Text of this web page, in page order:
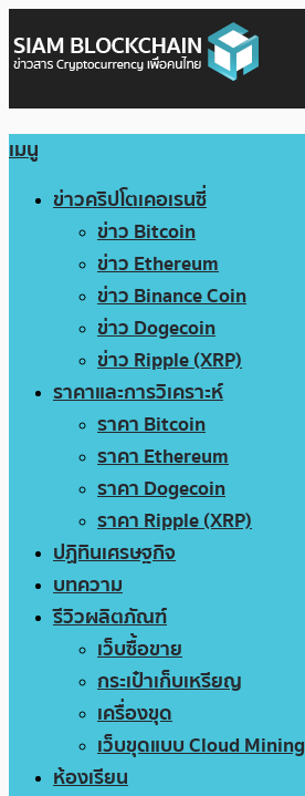
เมนู
ข่าวคริปโตเคอเรนซี่
ข่าว Bitcoin
ข่าว Ethereum
ข่าว Binance Coin
ข่าว Dogecoin
ข่าว Ripple (XRP)
ราคาและการวิเคราะห์
ราคา Bitcoin
ราคา Ethereum
ราคา Dogecoin
ราคา Ripple (XRP)
ปฏิทินเศรษฐกิจ
บทความ
รีวิวผลิตภัณฑ์
เว็บซื้อขาย
กระเป๋าเก็บเหรียญ
เครื่องขุด
เว็บขุดแบบ Cloud Mining
ห้องเรียน